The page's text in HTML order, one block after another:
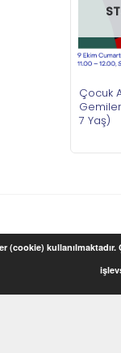
Çocuk
7 Yaş)
(cookie)